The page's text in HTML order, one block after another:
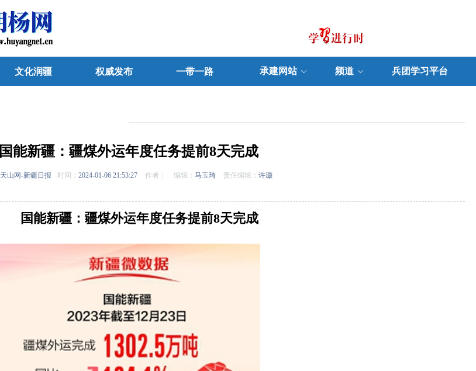
文化润疆 权威发布 一带一路 承建网站 频道 兵团学习平台
国能新疆：疆煤外运年度任务提前8天完成
天山网-新疆日报 时间： 2024-01-06 21:53:27 作者： 编辑： 马玉琦 责任编辑： 许灏
国能新疆：疆煤外运年度任务提前8天完成